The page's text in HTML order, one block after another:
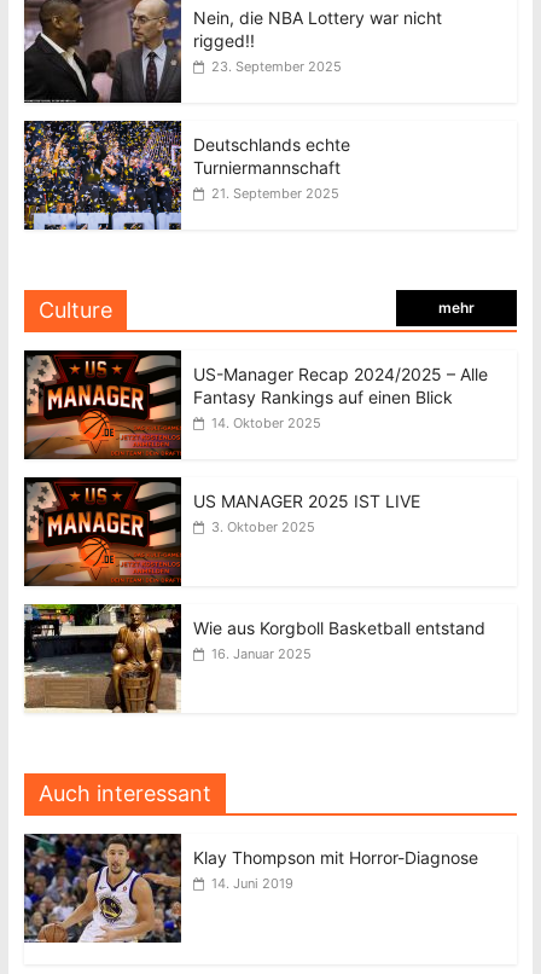
Nein, die NBA Lottery war nicht
rigged!!
23. September 2025
Deutschlands echte
Turniermannschaft
21. September 2025
Culture mehr
US-Manager Recap 2024/2025 – Alle
Fantasy Rankings auf einen Blick
14. Oktober 2025
US MANAGER 2025 IST LIVE
3. Oktober 2025
Wie aus Korgboll Basketball entstand
16. Januar 2025
Auch interessant
Klay Thompson mit Horror-Diagnose
14. Juni 2019